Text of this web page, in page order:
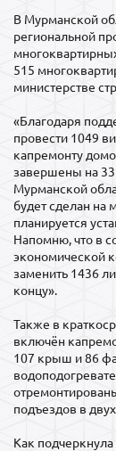
В Мурманской
региональной
515
министерстве
«Благодаря
провести 1049
капремонту
завершены на 33
Мурманской
будет сделан на
планируется
Напомню, что в
экономической
заменить 1436
концу».
Также в
включён
107 крыш и 86
подъездов в
Как